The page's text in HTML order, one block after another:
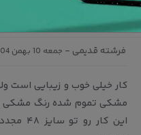
فرشته قدیمی - جمعه 10 بهمن 1404 - 22:58:38
کار خیلی خوب و زیبایی است
مشکی تموم شده رنگ مشکی
این کار